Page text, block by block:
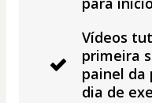
Vídeos
primeira
painel da
dia de